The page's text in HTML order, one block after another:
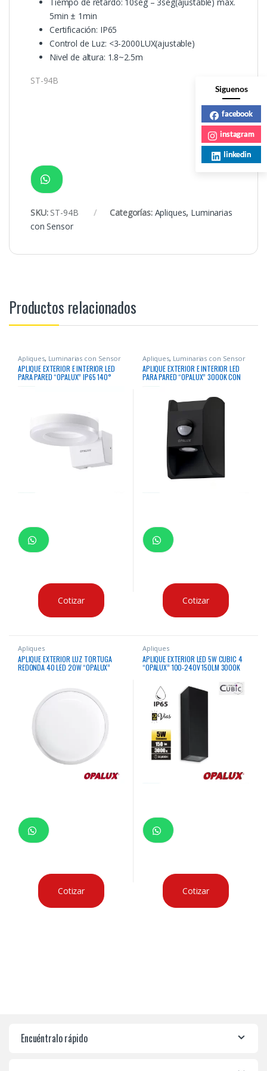
5min ± 1min
Certificación: IP65
Control de Luz: <3-2000LUX(ajustable)
Nivel de altura: 1.8~2.5m
ST-94B
SKU: ST-94B Categorías: Apliques, Luminarias
con Sensor
Productos relacionados
Apliques, Luminarias con Sensor
APLIQUE EXTERIOR E INTERIOR LED
PARA PARED “OPALUX” IP65 140°
Cotizar
Apliques, Luminarias con Sensor
APLIQUE EXTERIOR E INTERIOR LED
PARA PARED “OPALUX” 3000K CON
Cotizar
Apliques
APLIQUE EXTERIOR LUZ TORTUGA
REDONDA 40 LED 20W “OPALUX”
Cotizar
Apliques
APLIQUE EXTERIOR LED 5W CUBIC 4
“OPALUX” 100-240V 150LM 3000K
Cotizar
Encuéntralo rápido
Siguenos
facebook
instagram
linkedin